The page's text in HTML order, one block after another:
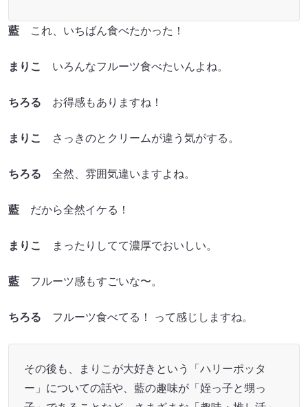
藍 これ、いちばん食べたかった！
まりこ いろんなフルーツ食べたいんよね。
ちろる お得感もありますね！
まりこ さっきのとクリームが違う気がする。
ちろる 全然、雰囲気違いますよね。
藍 だから全然イケる！
まりこ まったりしてて濃厚でおいしい。
藍 フルーツ感もすごいな〜。
ちろる フルーツ食べてる！ って感じしますね。
その後も、まりこが大好きという「ハリーポッタ
ー」についての話や、藍の趣味が「姪っ子と甥っ